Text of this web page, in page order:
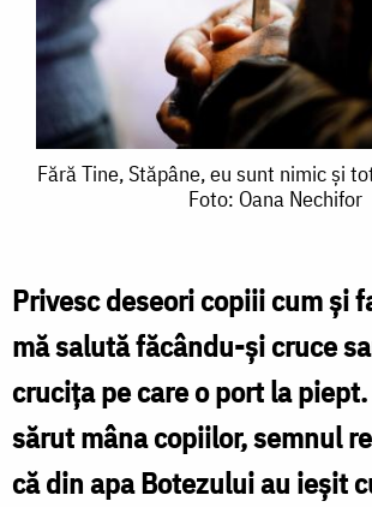
Fără
eu
sunt
nimic
și
totul
Fără Tine, Stăpâne, eu sunt nimic și
Foto: Oana Nechifor
Privesc deseori copiii cum și
mă salută făcându-și cruce
crucița pe care o port la
sărut mâna copiilor, semnul
că din apa Botezului au ieșit